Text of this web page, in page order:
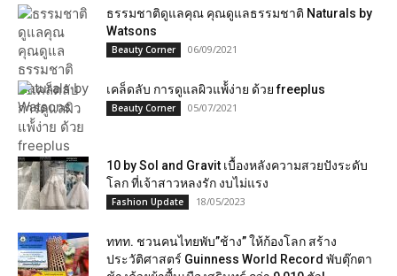
ธรรมชาติดูแลคุณ คุณดูแลธรรมชาติ Naturals by
Watsons
Beauty Corner 06/09/2021
เคล็ดลับ การดูแลผิวแพ้้ง่าย ด้วย freeplus
Beauty Corner 05/07/2021
10 by Sol and Gravit เบื้องหลังความสวยปังระดับ
โลก ที่เจ้าสาวหลงรัก งบไม่แรง
Fashion Update 18/05/2023
ททท. ชวนคนไทยพับ​”ช้าง” ให้ก้องโลก​ สร้าง
ประวัติศาสตร์ Guinness World Record พับตุ๊กตา